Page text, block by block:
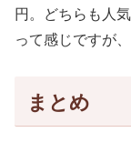
円。どちらも人
って感じですが
まとめ